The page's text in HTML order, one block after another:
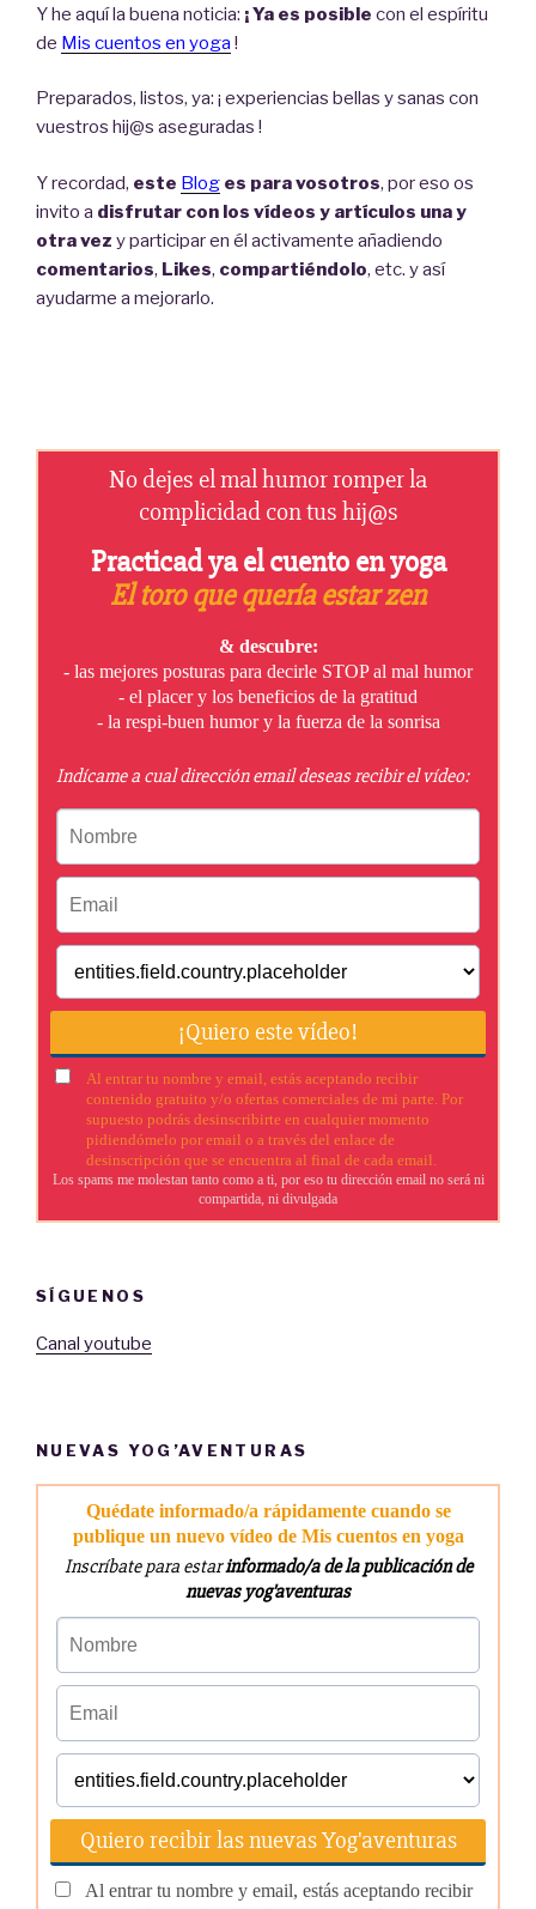
Y he aquí la buena noticia: ¡ Ya es posible con el espíritu
de Mis cuentos en yoga !
Preparados, listos, ya: ¡ experiencias bellas y sanas con
vuestros hij@s aseguradas !
Y recordad, este Blog es para vosotros, por eso os
invito a disfrutar con los vídeos y artículos una y
otra vez y participar en él activamente añadiendo
comentarios, Likes, compartiéndolo, etc. y así
ayudarme a mejorarlo.
SÍGUENOS
Canal youtube
NUEVAS YOG’AVENTURAS